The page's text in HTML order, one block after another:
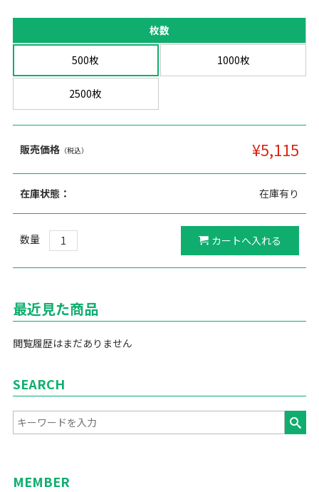
枚数
500枚 1000枚
2500枚
販売価格（税込） ¥5,115
在庫状態： 在庫有り
数量
最近見た商品
閲覧履歴はまだありません
SEARCH
MEMBER